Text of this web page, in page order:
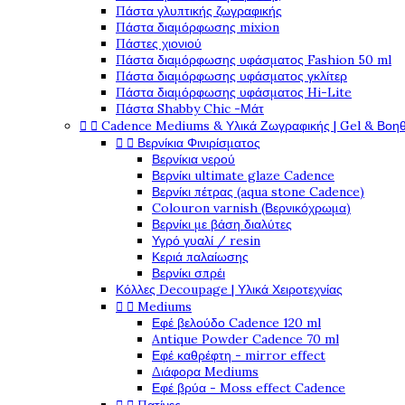
Πάστα γλυπτικής ζωγραφικής
Πάστα διαμόρφωσης mixion
Πάστες χιονιού
Πάστα διαμόρφωσης υφάσματος Fashion 50 ml
Πάστα διαμόρφωσης υφάσματος γκλίτερ
Πάστα διαμόρφωσης υφάσματος Hi-Lite
Πάστα Shabby Chic -Μάτ
  Cadence Mediums & Υλικά Ζωγραφικής | Gel &
  Βερνίκια Φινιρίσματος
Βερνίκια νερού
Βερνίκι ultimate glaze Cadence
Βερνίκι πέτρας (aqua stone Cadence)
Colouron varnish (Βερνικόχρωμα)
Βερνίκι με βάση διαλύτες
Υγρό γυαλί / resin
Κεριά παλαίωσης
Βερνίκι σπρέι
Κόλλες Decoupage | Υλικά Χειροτεχνίας
  Mediums
Εφέ βελούδο Cadence 120 ml
Antique Powder Cadence 70 ml
Εφέ καθρέφτη - mirror effect
Διάφορα Mediums
Εφέ βρύα - Moss effect Cadence